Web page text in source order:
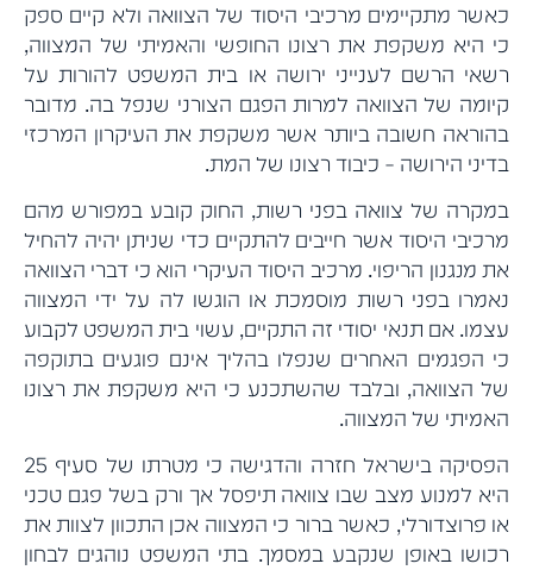
כאשר מתקיימים מרכיבי היסוד של הצוואה ולא קיים ספק
כי היא משקפת את רצונו החופשי והאמיתי של המצווה,
רשאי הרשם לענייני ירושה או בית המשפט להורות על
קיומה של הצוואה למרות הפגם הצורני שנפל בה. מדובר
בהוראה חשובה ביותר אשר משקפת את העיקרון המרכזי
בדיני הירושה – כיבוד רצונו של המת.
במקרה של צוואה בפני רשות, החוק קובע במפורש מהם
מרכיבי היסוד אשר חייבים להתקיים כדי שניתן יהיה להחיל
את מנגנון הריפוי. מרכיב היסוד העיקרי הוא כי דברי הצוואה
נאמרו בפני רשות מוסמכת או הוגשו לה על ידי המצווה
עצמו. אם תנאי יסודי זה התקיים, עשוי בית המשפט לקבוע
כי הפגמים האחרים שנפלו בהליך אינם פוגעים בתוקפה
של הצוואה, ובלבד שהשתכנע כי היא משקפת את רצונו
האמיתי של המצווה.
הפסיקה בישראל חזרה והדגישה כי מטרתו של סעיף 25
היא למנוע מצב שבו צוואה תיפסל אך ורק בשל פגם טכני
או פרוצדורלי, כאשר ברור כי המצווה אכן התכוון לצוות את
רכושו באופן שנקבע במסמך. בתי המשפט נוהגים לבחון